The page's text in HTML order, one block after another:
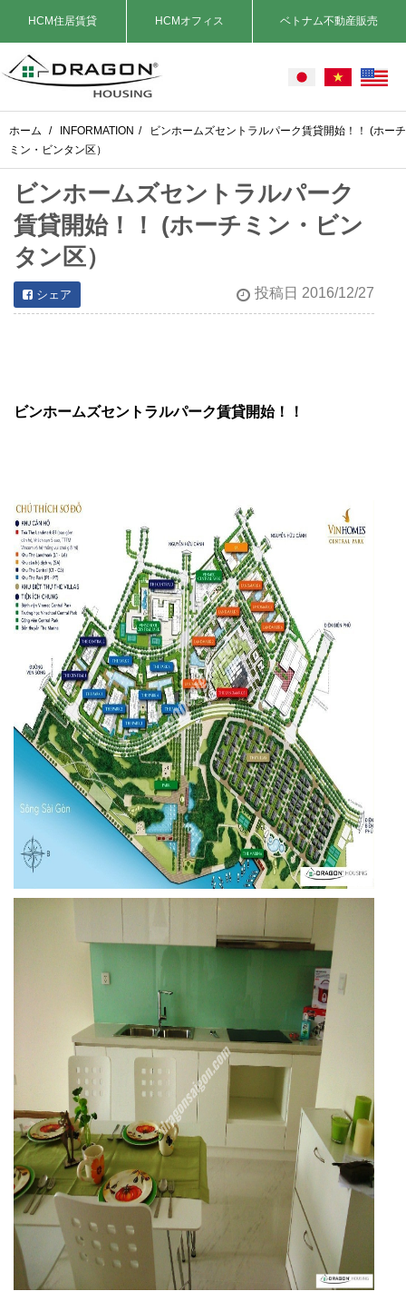
HCM住居賃貸 HCMオフィス ベトナム不動産販売
ホーム / INFORMATION /
ビンホームズセントラルパーク賃貸開始！！ (ホーチ
ミン・ビンタン区）
ビンホームズセントラルパーク
賃貸開始！！ (ホーチミン・ビン
タン区）
シェア 投稿日 2016/12/27
ビンホームズセントラルパーク賃貸開始！！